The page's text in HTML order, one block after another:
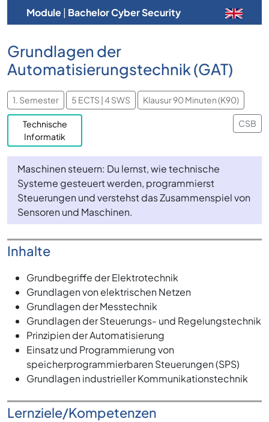
Module| Bachelor Cyber Security
Grundlagen der
Automatisierungstechnik (GAT)
1. Semester 5 ECTS | 4 SWS Klausur 90 Minuten (K90)
Technische
Informatik
CSB
Maschinen steuern: Du lernst, wie technische
Systeme gesteuert werden, programmierst
Steuerungen und verstehst das Zusammenspiel von
Sensoren und Maschinen.
Inhalte
Grundbegriffe der Elektrotechnik
Grundlagen von elektrischen Netzen
Grundlagen der Messtechnik
Grundlagen der Steuerungs- und Regelungstechnik
Prinzipien der Automatisierung
Einsatz und Programmierung von
speicherprogrammierbaren Steuerungen (SPS)
Grundlagen industrieller Kommunikationstechnik
Lernziele/Kompetenzen